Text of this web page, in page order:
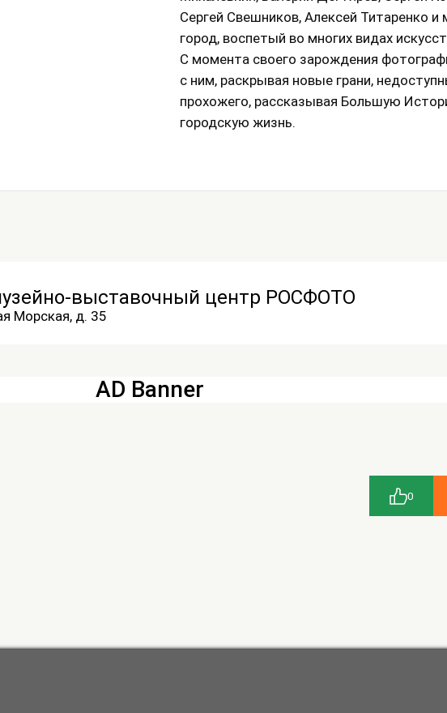
Сергей Свешников, Алексей Титаренко и
город, воспетый во многих видах
С момента своего зарождения
с ним, раскрывая новые грани,
прохожего, рассказывая Большую
городскую жизнь.
выставочный центр РОСФОТО
Морская, д. 35
AD Banner
0